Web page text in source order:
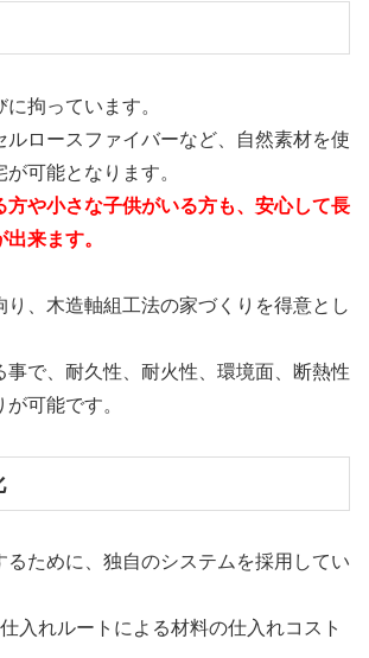
拘っています。
ルロースファイバーなど、自然素材を使
可能となります。
方や小さな子供がいる方も、安心して長
来ます。
り、木造軸組工法の家づくりを得意とし
事で、耐久性、耐火性、環境面、断熱性
可能です。
るために、独自のシステムを採用してい
入れルートによる材料の仕入れコスト